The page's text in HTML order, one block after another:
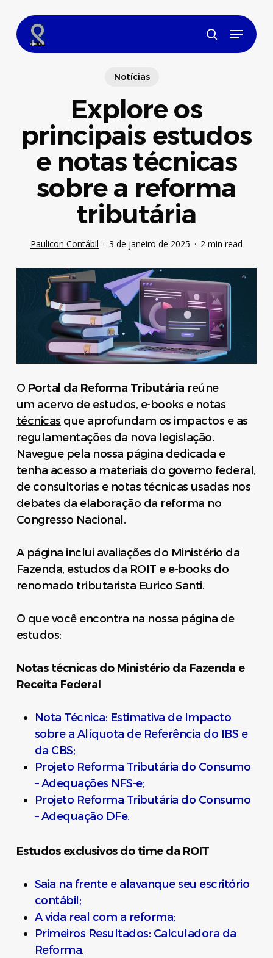
main
content
search
Menu
Notícias
Explore os
principais estudos
e notas técnicas
sobre a reforma
tributária
Paulicon Contábil 3 de janeiro de 2025 2 min read
O Portal da Reforma Tributária reúne
um acervo de estudos, e-books e notas
técnicas que aprofundam os impactos e as
regulamentações da nova legislação.
Navegue pela nossa página dedicada e
tenha acesso a materiais do governo federal,
de consultorias e notas técnicas usadas nos
debates da elaboração da reforma no
Congresso Nacional.
A página inclui avaliações do Ministério da
Fazenda, estudos da ROIT e e-books do
renomado tributarista Eurico Santi.
O que você encontra na nossa página de
estudos:
Notas técnicas do Ministério da Fazenda e
Receita Federal
Nota Técnica: Estimativa de Impacto
sobre a Alíquota de Referência do IBS e
da CBS;
Projeto Reforma Tributária do Consumo
– Adequações NFS-e;
Projeto Reforma Tributária do Consumo
– Adequação DFe.
Estudos exclusivos do time da ROIT
Saia na frente e alavanque seu escritório
contábil;
A vida real com a reforma;
Primeiros Resultados: Calculadora da
Reforma.